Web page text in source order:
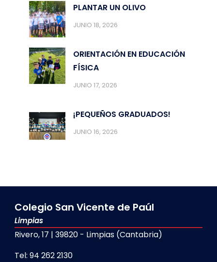
PLANTAR UN OLIVO
JUNIO 18, 2026
ORIENTACIÓN EN EDUCACIÓN
FÍSICA
JUNIO 17, 2026
¡PEQUEÑOS GRADUADOS!
JUNIO 16, 2026
Colegio San Vicente de Paúl
Limpias
Rivero, 17 | 39820 - Limpias (Cantabria)
Tel: 94 262 2130